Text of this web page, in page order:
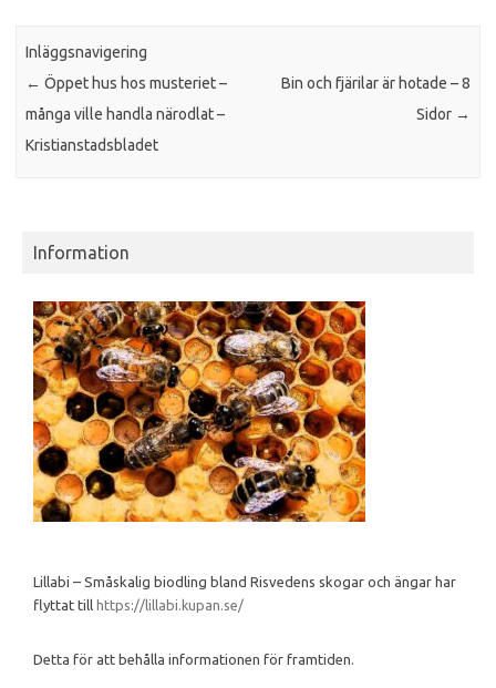
Inläggsnavigering
← Öppet hus hos musteriet –
många ville handla närodlat –
Kristianstadsbladet
Bin och fjärilar är hotade – 8
Sidor →
Information
Lillabi – Småskalig biodling bland Risvedens skogar och ängar har
flyttat till https://lillabi.kupan.se/
Detta för att behålla informationen för framtiden.